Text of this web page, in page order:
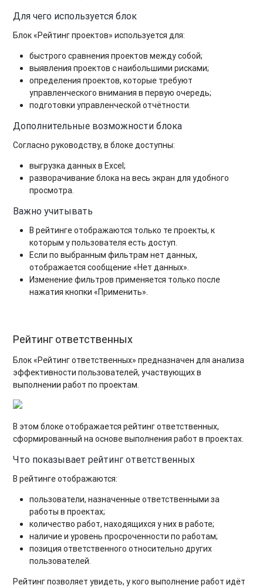
Для чего используется блок
Блок «Рейтинг проектов» используется для:
быстрого сравнения проектов между собой;
выявления проектов с наибольшими рисками;
определения проектов, которые требуют
управленческого внимания в первую очередь;
подготовки управленческой отчётности.
Дополнительные возможности блока
Согласно руководству, в блоке доступны:
выгрузка данных в Excel;
разворачивание блока на весь экран для удобного
просмотра.
Важно учитывать
В рейтинге отображаются только те проекты, к
которым у пользователя есть доступ.
Если по выбранным фильтрам нет данных,
отображается сообщение «Нет данных».
Изменение фильтров применяется только после
нажатия кнопки «Применить».
Рейтинг ответственных
Блок «Рейтинг ответственных» предназначен для анализа
эффективности пользователей, участвующих в
выполнении работ по проектам.
В этом блоке отображается рейтинг ответственных,
сформированный на основе выполнения работ в проектах.
Что показывает рейтинг ответственных
В рейтинге отображаются:
пользователи, назначенные ответственными за
работы в проектах;
количество работ, находящихся у них в работе;
наличие и уровень просроченности по работам;
позиция ответственного относительно других
пользователей.
Рейтинг позволяет увидеть, у кого выполнение работ идёт